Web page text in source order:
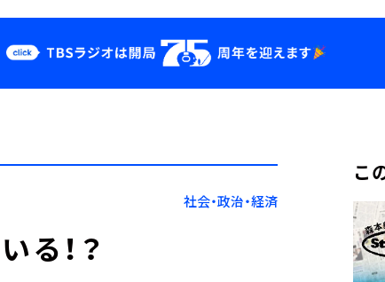
YouTube
会社情報社会・政治・経済
る！？
こ